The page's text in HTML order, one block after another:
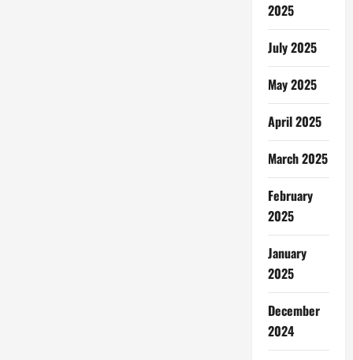
2025
July 2025
May 2025
April 2025
March 2025
February
2025
January
2025
December
2024